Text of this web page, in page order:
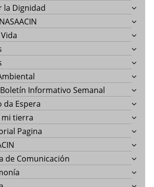
la Dignidad
Informativo Semanal
da Espera
mi tierra
Pagina
de Comunicación